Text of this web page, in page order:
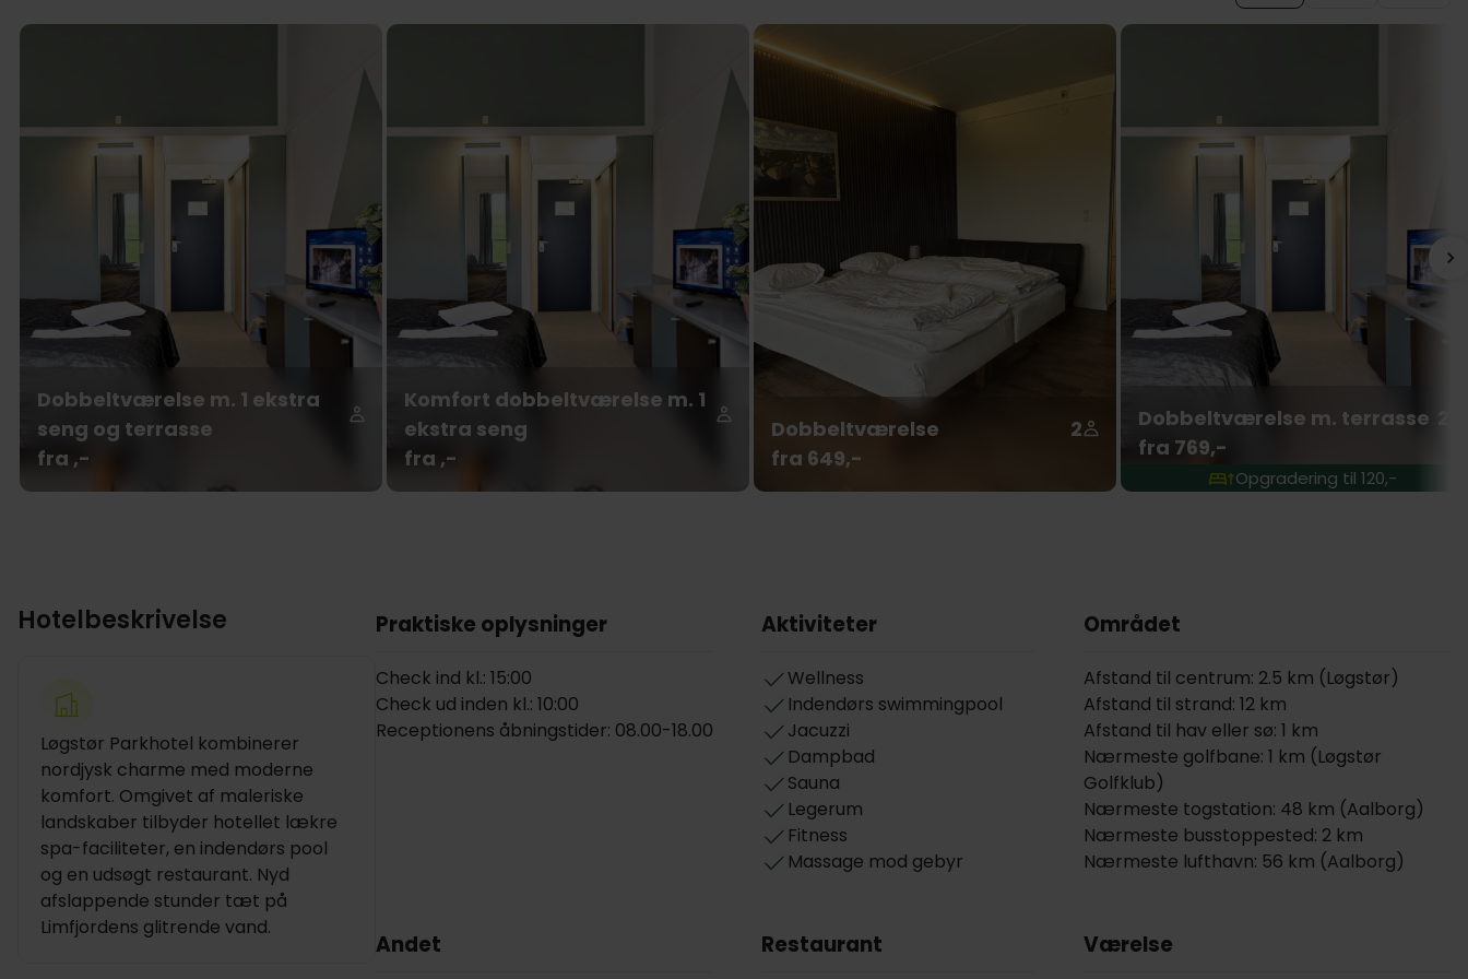
Dobbeltværelse m. 1 ekstra
seng og terrasse
fra ,-
Komfort dobbeltværelse m. 1
ekstra seng
fra ,-
Dobbeltværelse
2
fra 649,-
Dobbeltværelse m. terrasse
fra 769,-
Opgradering til 120,-
Hotelbeskrivelse
Løgstør Parkhotel kombinerer
nordjysk charme med moderne
komfort. Omgivet af maleriske
landskaber tilbyder hotellet lækre
spa-faciliteter, en indendørs pool
og en udsøgt restaurant. Nyd
afslappende stunder tæt på
Limfjordens glitrende vand.
Praktiske oplysninger
Check ind kl.: 15:00
Check ud inden kl.: 10:00
Receptionens åbningstider: 08.00-18.00
Aktiviteter
Wellness
Indendørs swimmingpool
Jacuzzi
Dampbad
Sauna
Legerum
Fitness
Massage mod gebyr
Området
Afstand til centrum: 2.5 km (Løgstør)
Afstand til strand: 12 km
Afstand til hav eller sø: 1 km
Nærmeste golfbane: 1 km (Løgstør
Golfklub)
Nærmeste togstation: 48 km (Aalborg)
Nærmeste busstoppested: 2 km
Nærmeste lufthavn: 56 km (Aalborg)
Andet Restaurant Værelse